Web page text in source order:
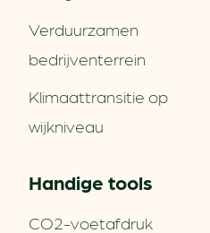
Verduurzamen
bedrijventerrein
Klimaattransitie op
wijkniveau
Handige tools
CO2-voetafdruk